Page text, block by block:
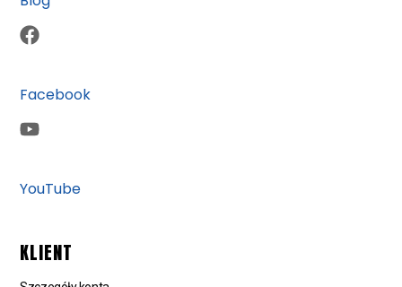
Facebook
YouTube
KLIENT